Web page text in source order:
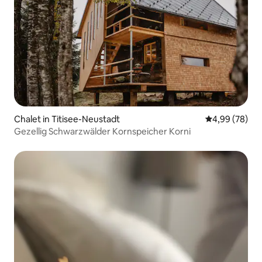
Chalet in Titisee-Neustadt Gemiddelde
4,99 (78)
Gezellig Schwarzwälder Kornspeicher Korni